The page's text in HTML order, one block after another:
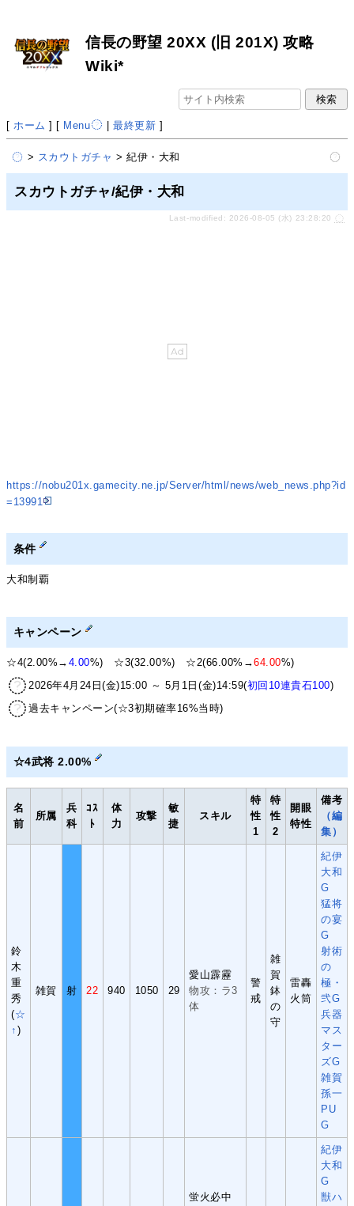
信長の野望 20XX (旧 201X) 攻略
Wiki*
[ ホーム ] [ Menu |最終更新 ]
> スカウトガチャ > 紀伊・大和
スカウトガチャ/紀伊・大和
Last-modified: 2026-08-05 (水) 23:28:20
https://nobu201x.gamecity.ne.jp/Server/html/news/web_news.php?id
=13991
条件
大和制覇
キャンペーン
☆4(2.00%→ 4.00%) ☆3(32.00%) ☆2(66.00%→64.00%)
2026年4月24日(金)15:00 ～ 5月1日(金)14:59(初回10連貴石100)
過去キャンペーン(☆3初期確率16%当時)
☆4武将 2.00%
名
前
所属
兵
科
ｺｽ
ﾄ
体
力
攻撃
敏
捷
スキル
特
性
1
特
性
2
開眼
特性
備考
（編
集）
鈴
木
重
秀
(☆
↑ )
雑賀 射 22 940 1050 29
愛山霹靂
物攻：ラ3
体
警
戒
雑
賀
鉢
の
守
雷轟
火筒
紀伊
大和
G
猛将
の宴
G
射術
の
極・
弐G
兵器
マス
ター
ズG
雑賀
孫一
PU
G
蛍火必中
紀伊
大和
G
獣ハ